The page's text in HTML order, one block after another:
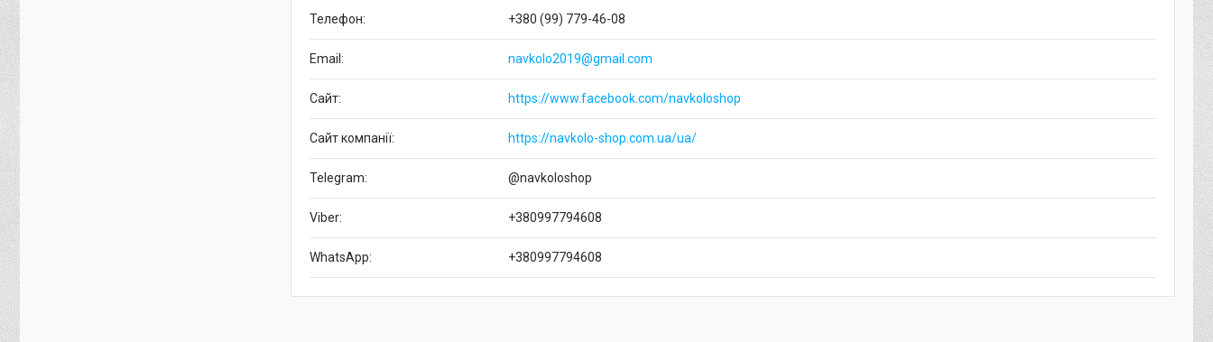
+380 (99) 779-46-08
navkolo2019@gmail.com
https://www.facebook.com/navkoloshop
https://navkolo-shop.com.ua/ua/
@navkoloshop
+380997794608
+380997794608